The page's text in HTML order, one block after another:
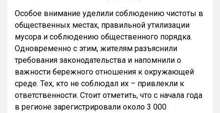
Особое внимание уделили соблюдению чистоты в
общественных местах, правильной утилизации
мусора и соблюдению общественного порядка.
Одновременно с этим, жителям разъяснили
требования законодательства и напомнили о
важности бережного отношения к окружающей
среде. Тех, кто не соблюдал их – привлекли к
ответственности. Стоит отметить, что с начала года
в регионе зарегистрировали около 3 000